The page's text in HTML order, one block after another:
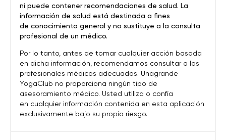
ni puede contener recomendaciones de salud. La
información de salud está destinada a fines
de conocimiento general y no sustituye a la consulta
profesional de un médico.
Por lo tanto, antes de tomar cualquier acción basada
en dicha información, recomendamos consultar a los
profesionales médicos adecuados. Unagrande
YogaClub no proporciona ningún tipo de
asesoramiento médico. Usted utiliza o confía
en cualquier información contenida en esta aplicación
exclusivamente bajo su propio riesgo.